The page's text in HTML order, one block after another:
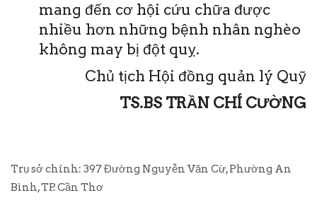
mang đến cơ hội cứu chữa được
nhiều hơn những bệnh nhân nghèo
không may bị đột quỵ.
Chủ tịch Hội đồng quản lý Quỹ
TS.BS TRẦN CHÍ CƯỜNG
Trụ sở chính: 397 Đường Nguyễn Văn Cừ, Phường An
Bình, TP. Cần Thơ